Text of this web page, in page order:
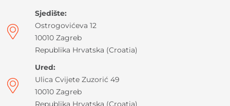
Sjedište:
Ostrogovićeva 12
10010 Zagreb
Republika Hrvatska (Croatia)
Ured:
Ulica Cvijete Zuzorić 49
10010 Zagreb
Republika Hrvatska (Croatia)